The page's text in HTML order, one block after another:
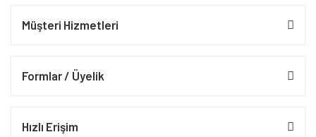
Müşteri Hizmetleri
Formlar / Üyelik
Hızlı Erişim